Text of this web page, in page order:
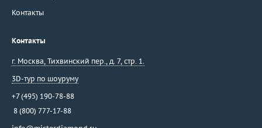
Контакты
Контакты
г. Москва Тихвинский пер., д. 7, стр. 1.
3D-тур по шоуруму
+7 (495) 190-78-88
8 (800) 777-17-88